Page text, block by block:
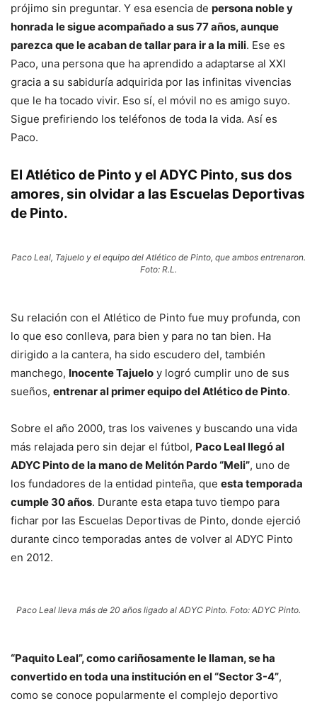
prójimo sin preguntar. Y esa esencia de persona noble y
honrada le sigue acompañado a sus 77 años, aunque
parezca que le acaban de tallar para ir a la mili. Ese es
Paco, una persona que ha aprendido a adaptarse al XXI
gracia a su sabiduría adquirida por las infinitas vivencias
que le ha tocado vivir. Eso sí, el móvil no es amigo suyo.
Sigue prefiriendo los teléfonos de toda la vida. Así es
Paco.
El Atlético de Pinto y el ADYC Pinto, sus dos
amores,sin olvidar a las Escuelas Deportivas
de Pinto.
Paco Leal, Tajuelo y el equipo del Atlético de Pinto, que ambos entrenaron.
Foto: R.L.
Su relación con el Atlético de Pinto fue muy profunda, con
lo que eso conlleva, para bien y para no tan bien. Ha
dirigido a la cantera, ha sido escudero del, también
manchego, Inocente Tajuelo y logró cumplir uno de sus
sueños, entrenar al primer equipo del Atlético de Pinto.
Sobre el año 2000, tras los vaivenes y buscando una vida
más relajada pero sin dejar el fútbol, Paco Leal llegó al
ADYC Pinto de la mano de Melitón Pardo “Meli”, uno de
los fundadores de la entidad pinteña, que esta temporada
cumple 30 años. Durante esta etapa tuvo tiempo para
fichar por las Escuelas Deportivas de Pinto, donde ejerció
durante cinco temporadas antes de volver al ADYC Pinto
en 2012.
Paco Leal lleva más de 20 años ligado al ADYC Pinto. Foto: ADYC Pinto.
“Paquito Leal”, como cariñosamente le llaman, se ha
convertido en toda una institución en el “Sector 3-4”,
como se conoce popularmente el complejo deportivo